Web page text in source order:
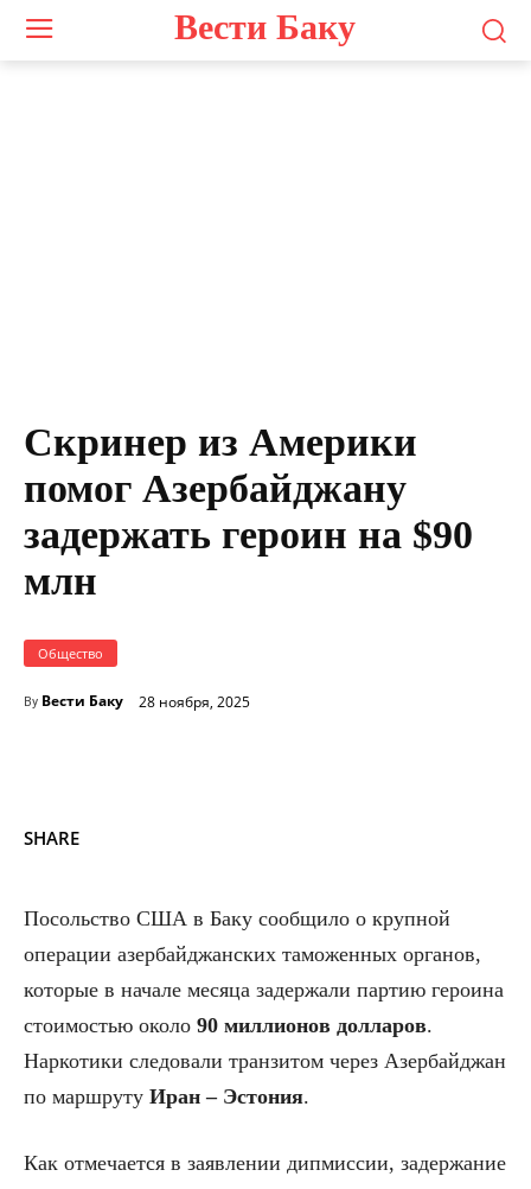
Вести Баку
Скринер из Америки
помог Азербайджану
задержать героин на $90
млн
Общество
By Вести Баку 28 ноября, 2025
SHARE
Посольство США в Баку сообщило о крупной
операции азербайджанских таможенных органов,
которые в начале месяца задержали партию героина
стоимостью около 90 миллионов долларов.
Наркотики следовали транзитом через Азербайджан
по маршруту Иран – Эстония.
Как отмечается в заявлении дипмиссии, задержание